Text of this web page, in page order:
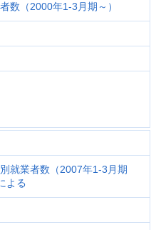
数（2000年1-3月期～）
就業者数（2007年1-3月期
よる